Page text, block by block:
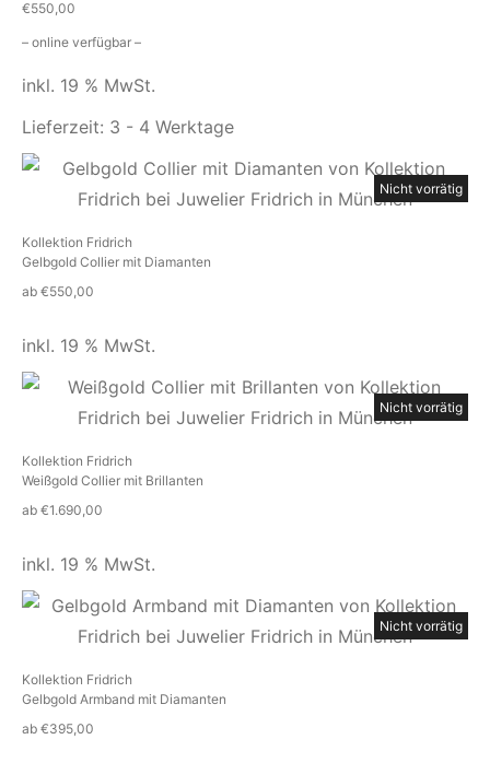
€550,00
– online verfügbar –
inkl. 19 % MwSt.
Lieferzeit: 3 - 4 Werktage
Nicht vorrätig
Kollektion Fridrich
Gelbgold Collier mit Diamanten
ab €550,00
inkl. 19 % MwSt.
Nicht vorrätig
Kollektion Fridrich
Weißgold Collier mit Brillanten
ab €1.690,00
inkl. 19 % MwSt.
Nicht vorrätig
Kollektion Fridrich
Gelbgold Armband mit Diamanten
ab €395,00